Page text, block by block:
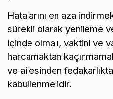
Hatalarını en aza
sürekli olarak yenileme
içinde olmalı, vaktini ve
harcamaktan
ve ailesinden
kabullenmelidir.